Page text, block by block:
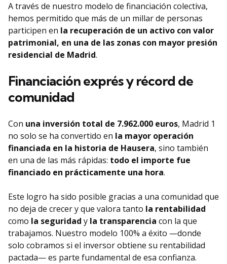
A través de nuestro modelo de financiación colectiva,
hemos permitido que más de un millar de personas
participen en la recuperación de un activo con valor
patrimonial, en una de las zonas con mayor presión
residencial de Madrid.
Financiación exprés y récord de
comunidad
Con una inversión total de 7.962.000 euros, Madrid 1
no solo se ha convertido en la mayor operación
financiada en la historia de Hausera, sino también
en una de las más rápidas: todo el importe fue
financiado en prácticamente una hora.
Este logro ha sido posible gracias a una comunidad que
no deja de crecer y que valora tanto la rentabilidad
como la seguridad y la transparencia con la que
trabajamos. Nuestro modelo 100% a éxito —donde
solo cobramos si el inversor obtiene su rentabilidad
pactada— es parte fundamental de esa confianza.